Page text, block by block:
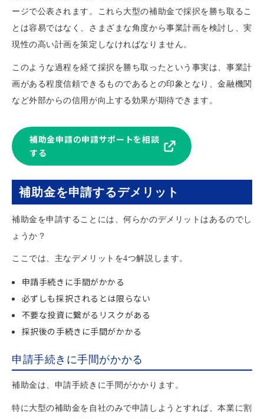
ージで公表されます。これら大型の補助金で採択を勝ち取るこ
とは容易ではなく、さまざまな角度から事業計画を検討し、実
現性の高い計画を策定しなければなりません。
このような過程を経て採択を勝ち取ったという事実は、事業計
画がある程度信頼できるものであるとの印象となり、金融機関
など外部からの信用が向上する効果が期待できます。
補助金申請の申請サポートを相談
する
補助金を申請するデメリット
補助金を申請することには、何らかのデメリットはあるのでし
ょうか？
ここでは、主なデメリットを4つ解説します。
申請手続きに手間がかかる
必ずしも採択されるとは限らない
不要な投資に繋がるリスクがある
採択後の手続きに手間がかかる
申請手続きに手間がかかる
補助金は、申請手続きに手間がかかります。
特に大型の補助金を自社のみで申請しようとすれば、本業に割